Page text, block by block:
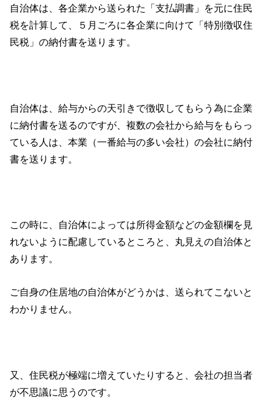
自治体は、各企業から送られた「支払調書」を元に住民
税を計算して、５月ごろに各企業に向けて「特別徴収住
民税」の納付書を送ります。
自治体は、給与からの天引きで徴収してもらう為に企業
に納付書を送るのですが、複数の会社から給与をもらっ
ている人は、本業（一番給与の多い会社）の会社に納付
書を送ります。
この時に、自治体によっては所得金額などの金額欄を見
れないように配慮しているところと、丸見えの自治体と
あります。
ご自身の住居地の自治体がどうかは、送られてこないと
わかりません。
又、住民税が極端に増えていたりすると、会社の担当者
が不思議に思うのです。